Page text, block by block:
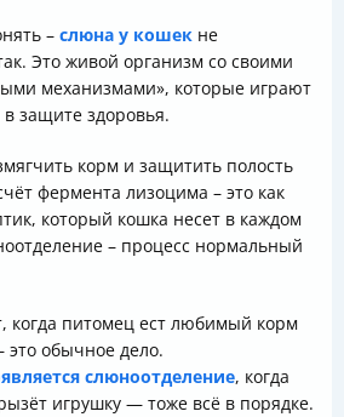
– слюна у кошек не
Это живой организм со своими
механизмами», которые играют
защите здоровья.
корм и защитить полость
фермента лизоцима – это как
который кошка несет в каждом
– процесс нормальный
когда питомец ест любимый корм
это обычное дело.
слюноотделение, когда
игрушку — тоже всё в порядке.